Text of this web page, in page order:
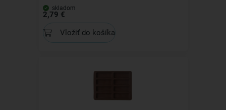
skladom
2,79 €
Vložiť do košíka